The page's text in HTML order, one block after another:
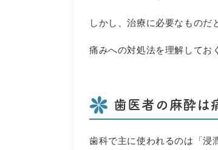
しかし、治療に必要なものだ
痛みへの対処法を理解してお
歯医者の麻酔は
歯科で主に使われるのは「浸